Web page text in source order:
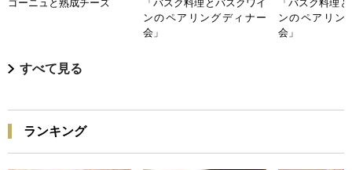
ゴーニュと熟成チーズ
「バスク料理とバスクワイ
ンのペアリングディナー
会」
「バスク料理
ンのペアリン
会」
すべて見る
ランキング